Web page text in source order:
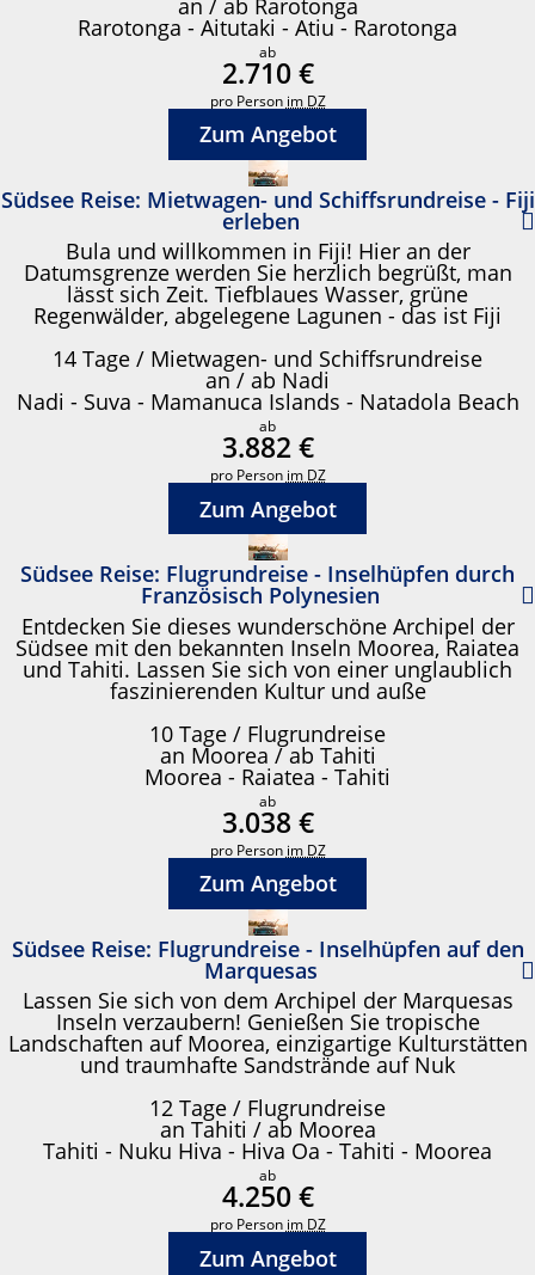
an / ab Rarotonga
Rarotonga - Aitutaki - Atiu - Rarotonga
ab
2.710 €
pro Person im DZ
Zum Angebot
Südsee Reise: Mietwagen- und Schiffsrundreise - Fiji
erleben
Bula und willkommen in Fiji! Hier an der
Datumsgrenze werden Sie herzlich begrüßt, man
lässt sich Zeit. Tiefblaues Wasser, grüne
Regenwälder, abgelegene Lagunen - das ist Fiji
14 Tage / Mietwagen- und Schiffsrundreise
an / ab Nadi
Nadi - Suva - Mamanuca Islands - Natadola Beach
ab
3.882 €
pro Person im DZ
Zum Angebot
Südsee Reise: Flugrundreise - Inselhüpfen durch
Französisch Polynesien
Entdecken Sie dieses wunderschöne Archipel der
Südsee mit den bekannten Inseln Moorea, Raiatea
und Tahiti. Lassen Sie sich von einer unglaublich
faszinierenden Kultur und auße
10 Tage / Flugrundreise
an Moorea / ab Tahiti
Moorea - Raiatea - Tahiti
ab
3.038 €
pro Person im DZ
Zum Angebot
Südsee Reise: Flugrundreise - Inselhüpfen auf den
Marquesas
Lassen Sie sich von dem Archipel der Marquesas
Inseln verzaubern! Genießen Sie tropische
Landschaften auf Moorea, einzigartige Kulturstätten
und traumhafte Sandstrände auf Nuk
12 Tage / Flugrundreise
an Tahiti / ab Moorea
Tahiti - Nuku Hiva - Hiva Oa - Tahiti - Moorea
ab
4.250 €
pro Person im DZ
Zum Angebot